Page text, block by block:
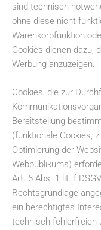
sind technisch
ohne diese nicht
Warenkorbfunktion
Cookies dienen dazu,
Werbung anzuzeigen.
Cookies, die zur
Bereitstellung
(funktionale Cookies,
Optimierung der
Webpublikums)
Art. 6 Abs. 1 lit. f
Rechtsgrundlage
ein berechtigtes
technisch fehlerfreien